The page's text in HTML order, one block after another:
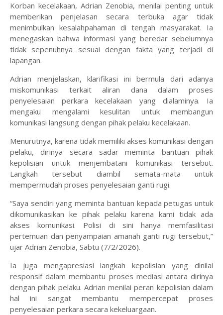
‎Korban kecelakaan, Adrian Zenobia, menilai penting untuk
memberikan penjelasan secara terbuka agar tidak
menimbulkan kesalahpahaman di tengah masyarakat. Ia
menegaskan bahwa informasi yang beredar sebelumnya
tidak sepenuhnya sesuai dengan fakta yang terjadi di
lapangan.
‎Adrian menjelaskan, klarifikasi ini bermula dari adanya
miskomunikasi terkait aliran dana dalam proses
penyelesaian perkara kecelakaan yang dialaminya. Ia
mengaku mengalami kesulitan untuk membangun
komunikasi langsung dengan pihak pelaku kecelakaan.
‎Menurutnya, karena tidak memiliki akses komunikasi dengan
pelaku, dirinya secara sadar meminta bantuan pihak
kepolisian untuk menjembatani komunikasi tersebut.
Langkah tersebut diambil semata-mata untuk
mempermudah proses penyelesaian ganti rugi.
‎“Saya sendiri yang meminta bantuan kepada petugas untuk
dikomunikasikan ke pihak pelaku karena kami tidak ada
akses komunikasi. Polisi di sini hanya memfasilitasi
pertemuan dan penyampaian amanah ganti rugi tersebut,”
ujar Adrian Zenobia, Sabtu (7/2/2026).
‎Ia juga mengapresiasi langkah kepolisian yang dinilai
responsif dalam membantu proses mediasi antara dirinya
dengan pihak pelaku. Adrian menilai peran kepolisian dalam
hal ini sangat membantu mempercepat proses
penyelesaian perkara secara kekeluargaan.